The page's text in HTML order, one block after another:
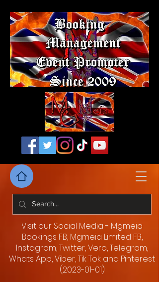
Visit our Social Media - Mgmeia
Bookings FB, Mgmeia Limited FB,
Instagram, Twitter, Vero, Telegram,
Whats App, Viber, Tik Tok and Pinterest
(2023-01-01)